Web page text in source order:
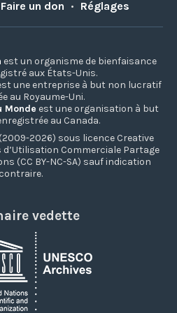
Faire un don • Réglages
est un organisme de bienfaisance
aux États-Unis.
une entreprise à but non lucratif
au Royaume-Uni.
Monde est une organisation à but
au Canada.
2026) sous licence Creative
Commerciale Partage
(CC BY-NC-SA) sauf indication
contraire.
vedette